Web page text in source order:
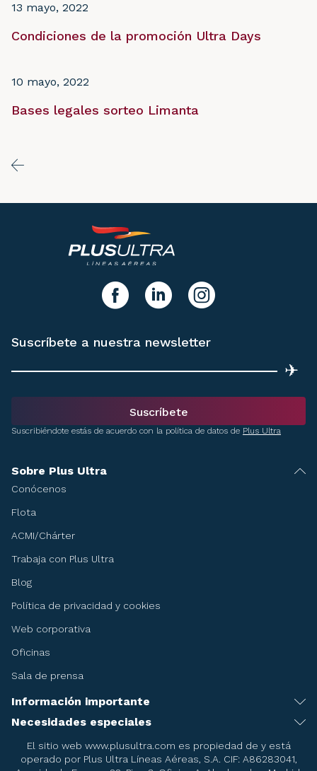
13 mayo, 2022
Condiciones de la promoción Ultra Days
10 mayo, 2022
Bases legales sorteo Limanta
Sobre Plus Ultra
Conócenos
Flota
ACMI/Chárter
Trabaja con Plus Ultra
Blog
Política de privacidad y cookies
Web corporativa
Oficinas
Sala de prensa
Información importante
Recomendaciones antes de viajar
Condiciones del billete
Condiciones de la reserva de asientos
Necesidades especiales
Servicio de asistencia especial
Embarazadas
El sitio web www.plusultra.com es propiedad de y está
operado por Plus Ultra Líneas Aéreas, S.A. CIF: A86283041,
facebooklinkedIn instagram
Suscríbete a nuestra newsletter
✈
Suscríbete
Suscribiéndote estás de acuerdo con la política de datos de Plus Ultra